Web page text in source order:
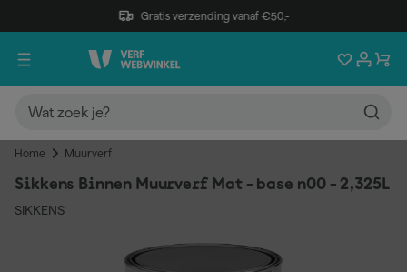
Gratis verzending vanaf €50,-
Home Muurverf
Sikkens Binnen Muurverf Mat - base n00 - 2,325L
SIKKENS